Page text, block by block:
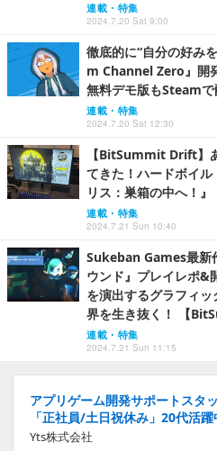
連載・特集
2024.7.20 Sat 9:00
徹底的に“自分の好み
m Channel Zero』開
無料デモ版もSteam
連載・特集
2024.7.20 Sat 12:30
【BitSummit Drift】
てきた！ハードボイ
リス：巣箱の中へ！』
連載・特集
2024.7.21 Sun 10:40
Sukeban Games最新
ウンド』プレイレポ&
を演出するグラフィ
界を生き抜く！ 【
連載・特集
2024.7.21 Sun 11:15
アプリゲーム開発サポートスタ
「正社員/土日祝休み」20代活躍
Yts株式会社